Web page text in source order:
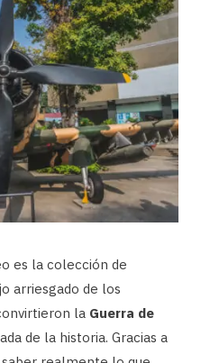
es la colección de
arriesgado de los
la Guerra de
de la historia. Gracias a